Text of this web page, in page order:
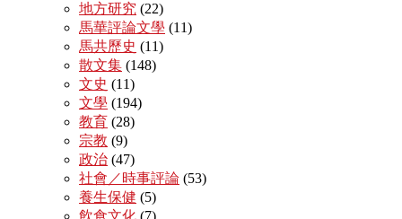
地方研究 (22)
馬華評論文學 (11)
馬共歷史 (11)
散文集 (148)
文史 (11)
文學 (194)
教育 (28)
宗教 (9)
政治 (47)
社會／時事評論 (53)
養生保健 (5)
飲食文化 (7)